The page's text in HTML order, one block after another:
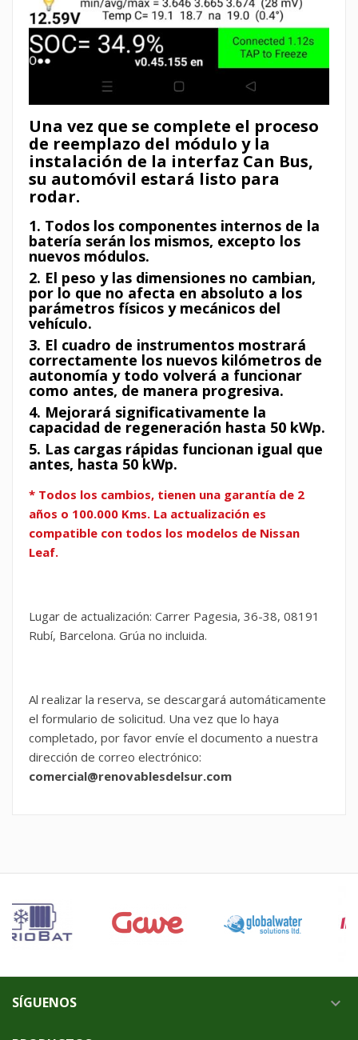
Una vez que se complete el proceso
de reemplazo del módulo y la
instalación de la interfaz Can Bus,
su automóvil estará listo para
rodar.
1. Todos los componentes internos de la
batería serán los mismos, excepto los
nuevos módulos.
2. El peso y las dimensiones no cambian,
por lo que no afecta en absoluto a los
parámetros físicos y mecánicos del
vehículo.
3. El cuadro de instrumentos mostrará
correctamente los nuevos kilómetros de
autonomía y todo volverá a funcionar
como antes, de manera progresiva.
4. Mejorará significativamente la
capacidad de regeneración hasta 50 kWp.
5. Las cargas rápidas funcionan igual que
antes, hasta 50 kWp.
* Todos los cambios, tienen una garantía de 2
años o 100.000 Kms. La actualización es
compatible con todos los modelos de Nissan
Leaf.
Lugar de actualización: Carrer Pagesia, 36-38, 08191
Rubí, Barcelona. Grúa no incluida.
Al realizar la reserva, se descargará automáticamente
el formulario de solicitud. Una vez que lo haya
completado, por favor envíe el documento a nuestra
dirección de correo electrónico:
comercial@renovablesdelsur.com
SÍGUENOS 